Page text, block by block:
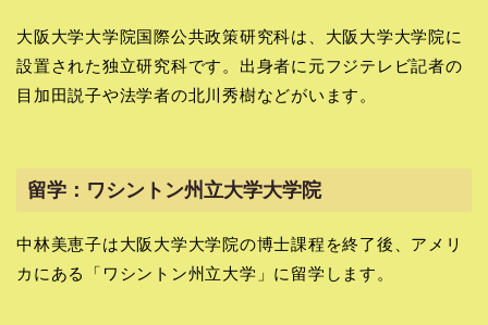
大阪大学大学院国際公共政策研究科は、大阪大学大学院に
設置された独立研究科です。出身者に元フジテレビ記者の
目加田説子や法学者の北川秀樹などがいます。
留学：ワシントン州立大学大学院
中林美恵子は大阪大学大学院の博士課程を終了後、アメリ
カにある「ワシントン州立大学」に留学します。